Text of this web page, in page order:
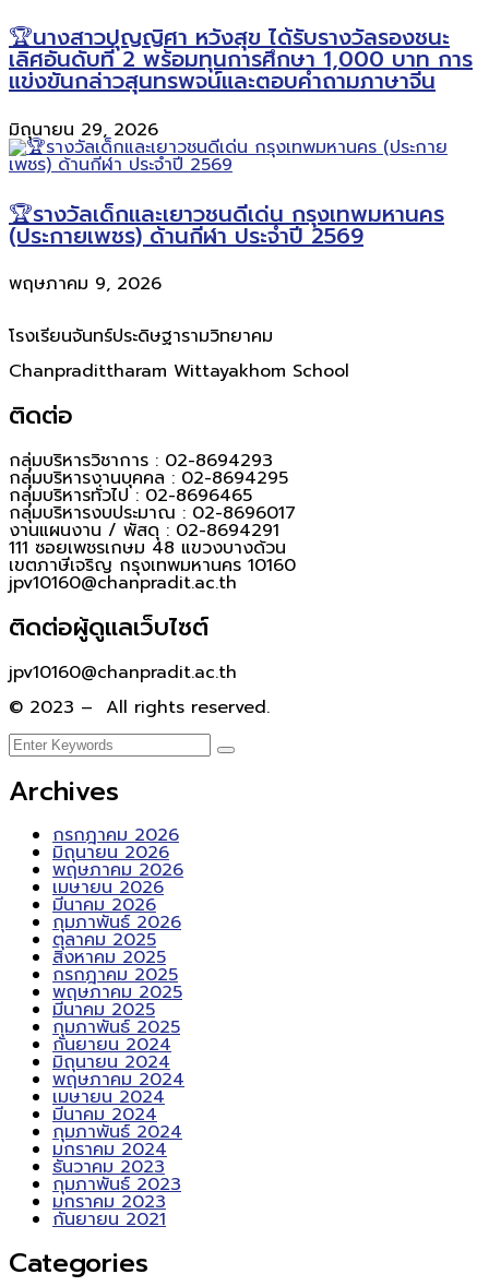
🏆นางสาวปุญญิศา หวังสุข ได้รับรางวัลรองชนะ
เลิศอันดับที่ 2 พร้อมทุนการศึกษา 1,000 บาท การ
แข่งขันกล่าวสุนทรพจน์และตอบคำถามภาษาจีน
มิถุนายน 29, 2026
🏆รางวัลเด็กและเยาวชนดีเด่น กรุงเทพมหานคร
(ประกายเพชร) ด้านกีฬา ประจำปี 2569
พฤษภาคม 9, 2026
โรงเรียนจันทร์ประดิษฐารามวิทยาคม
Chanpradittharam Wittayakhom School
ติดต่อ
กลุ่มบริหารวิชาการ : 02-8694293
กลุ่มบริหารงานบุคคล : 02-8694295
กลุ่มบริหารทั่วไป : 02-8696465
กลุ่มบริหารงบประมาณ : 02-8696017
งานแผนงาน / พัสดุ : 02-8694291
111 ซอยเพชรเกษม 48 แขวงบางด้วน
เขตภาษีเจริญ กรุงเทพมหานคร 10160
jpv10160@chanpradit.ac.th
ติดต่อผู้ดูแลเว็บไซต์
jpv10160@chanpradit.ac.th
© 2023 – All rights reserved.
Archives
กรกฎาคม 2026
มิถุนายน 2026
พฤษภาคม 2026
เมษายน 2026
มีนาคม 2026
กุมภาพันธ์ 2026
ตุลาคม 2025
สิงหาคม 2025
กรกฎาคม 2025
พฤษภาคม 2025
มีนาคม 2025
กุมภาพันธ์ 2025
กันยายน 2024
มิถุนายน 2024
พฤษภาคม 2024
เมษายน 2024
มีนาคม 2024
กุมภาพันธ์ 2024
มกราคม 2024
ธันวาคม 2023
กุมภาพันธ์ 2023
มกราคม 2023
กันยายน 2021
Categories